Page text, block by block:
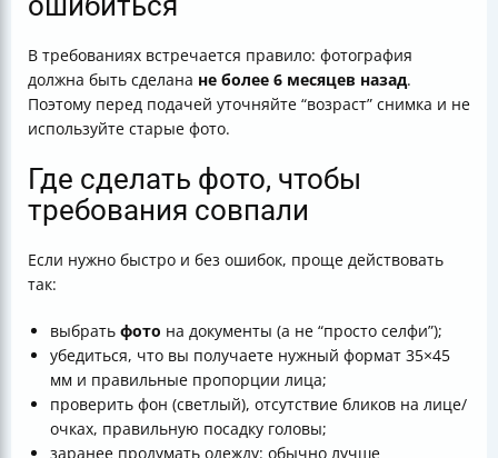
В требованиях встречается правило: фотография
должна быть сделана не более 6 месяцев назад.
Поэтому перед подачей уточняйте “возраст” снимка и не
используйте старые фото.
Где сделать фото, чтобы
требования совпали
Если нужно быстро и без ошибок, проще действовать
так:
выбрать фото на документы (а не “просто селфи”);
убедиться, что вы получаете нужный формат 35×45
мм и правильные пропорции лица;
проверить фон (светлый), отсутствие бликов на лице/
очках, правильную посадку головы;
заранее продумать одежду: обычно лучше